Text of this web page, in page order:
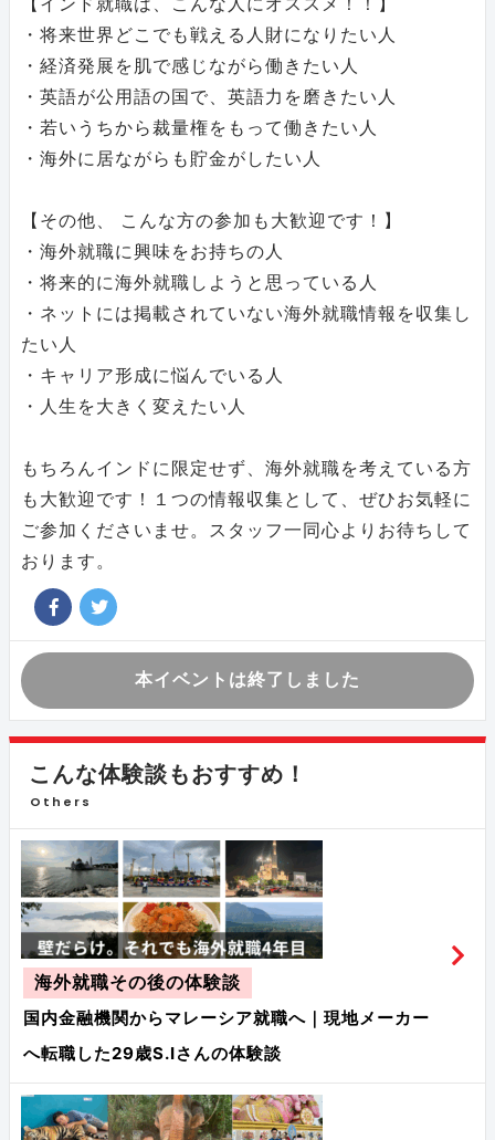
・将来世界どこでも戦える人財になりたい人
・経済発展を肌で感じながら働きたい人
・英語が公用語の国で、英語力を磨きたい人
・若いうちから裁量権をもって働きたい人
・海外に居ながらも貯金がしたい人
【その他、 こんな方の参加も大歓迎です！】
・海外就職に興味をお持ちの人
・将来的に海外就職しようと思っている人
・ネットには掲載されていない海外就職情報を収集し
たい人
・キャリア形成に悩んでいる人
・人生を大きく変えたい人
もちろんインドに限定せず、海外就職を考えている方
も大歓迎です！１つの情報収集として、ぜひお気軽に
ご参加くださいませ。スタッフ一同心よりお待ちして
おります。
本イベントは終了しました
こんな体験談もおすすめ！
Others
海外就職その後の体験談
国内金融機関からマレーシア就職へ｜現地メーカー
へ転職した29歳S.Iさんの体験談